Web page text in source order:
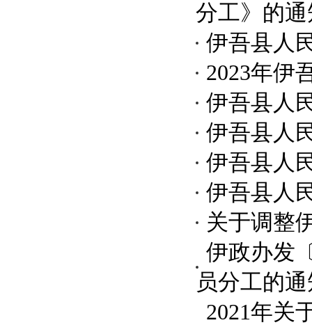
分工》的
伊吾县人
2023年伊
伊吾县人
伊吾县人
伊吾县人
伊吾县人
关于调整
伊政办发
员分工的
2021年关